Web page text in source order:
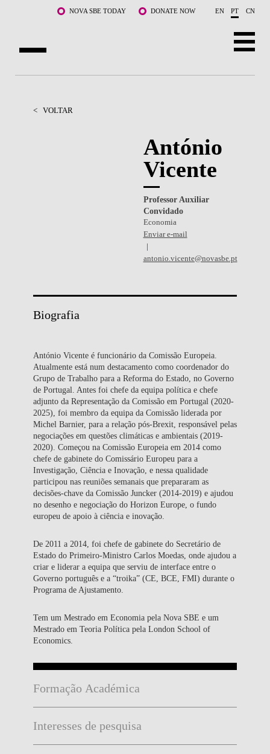
Saltar para o conteúdo principalNOVA SBE TODAY DONATE NOW EN PT CN
CURSOS
< VOLTAR
António
Vicente
Professor Auxiliar
Convidado
Economia
Enviar e-mail
antonio.vicente@novasbe.pt
Biografia
António Vicente é funcionário da Comissão Europeia.
Atualmente está num destacamento como coordenador do
Grupo de Trabalho para a Reforma do Estado, no Governo
de Portugal. Antes foi chefe da equipa política e chefe
adjunto da Representação da Comissão em Portugal (2020-
2025), foi membro da equipa da Comissão liderada por
Michel Barnier, para a relação pós-Brexit, responsável pelas
negociações em questões climáticas e ambientais (2019-
2020). Começou na Comissão Europeia em 2014 como
chefe de gabinete do Comissário Europeu para a
Investigação, Ciência e Inovação, e nessa qualidade
participou nas reuniões semanais que prepararam as
decisões-chave da Comissão Juncker (2014-2019) e ajudou
no desenho e negociação do Horizon Europe, o fundo
europeu de apoio à ciência e inovação.
De 2011 a 2014, foi chefe de gabinete do Secretário de
Estado do Primeiro-Ministro Carlos Moedas, onde ajudou a
criar e liderar a equipa que serviu de interface entre o
Governo português e a “troika” (CE, BCE, FMI) durante o
Programa de Ajustamento.
Tem um Mestrado em Economia pela Nova SBE e um
Mestrado em Teoria Política pela London School of
Economics.
Formação Académica
Interesses de pesquisa